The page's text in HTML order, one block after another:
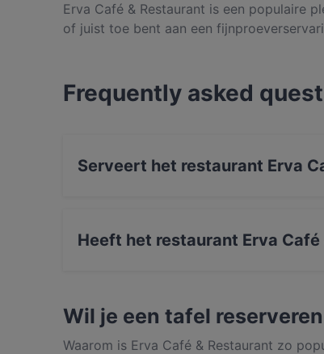
Erva Café & Restaurant is een populaire
of juist toe bent aan een
Frequently asked
Serveert het restaurant Erva
Heeft het restaurant Erva
Wil je een tafel
Waarom is Erva Café & Restaurant zo